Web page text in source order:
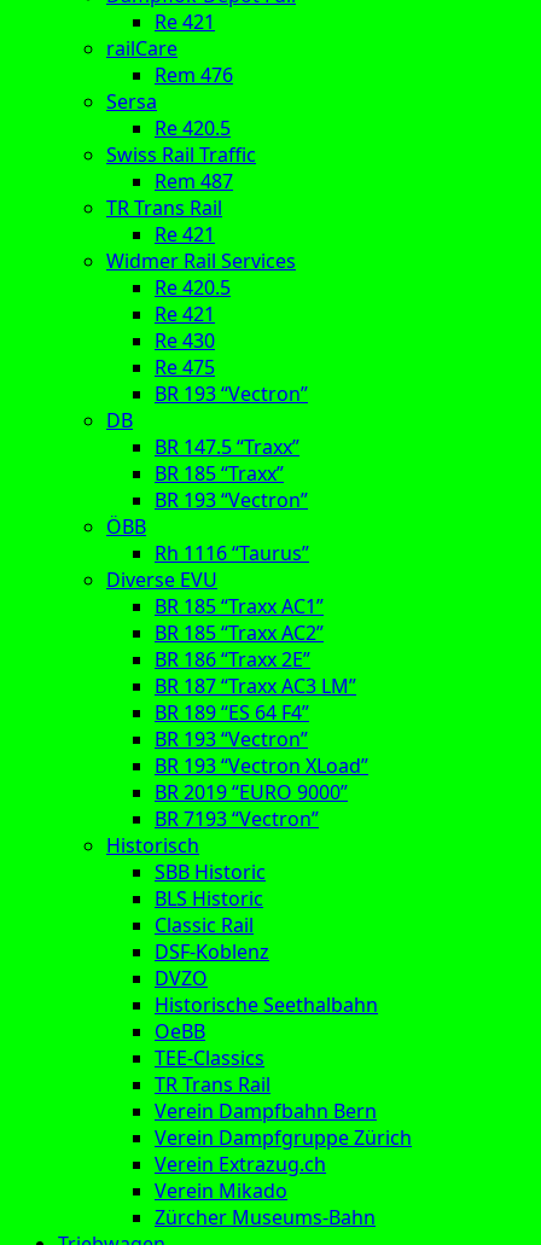
Re 421
railCare
Rem 476
Sersa
Re 420.5
Swiss Rail Traffic
Rem 487
TR Trans Rail
Re 421
Widmer Rail Services
Re 420.5
Re 421
Re 430
Re 475
BR 193 “Vectron”
DB
BR 147.5 “Traxx”
BR 185 “Traxx”
BR 193 “Vectron”
ÖBB
Rh 1116 “Taurus”
Diverse EVU
BR 185 “Traxx AC1”
BR 185 “Traxx AC2”
BR 186 “Traxx 2E”
BR 187 “Traxx AC3 LM”
BR 189 “ES 64 F4”
BR 193 “Vectron”
BR 193 “Vectron XLoad”
BR 2019 “EURO 9000”
BR 7193 “Vectron”
Historisch
SBB Historic
BLS Historic
Classic Rail
DSF-Koblenz
DVZO
Historische Seethalbahn
OeBB
TEE-Classics
TR Trans Rail
Verein Dampfbahn Bern
Verein Dampfgruppe Zürich
Verein Extrazug.ch
Verein Mikado
Zürcher Museums-Bahn